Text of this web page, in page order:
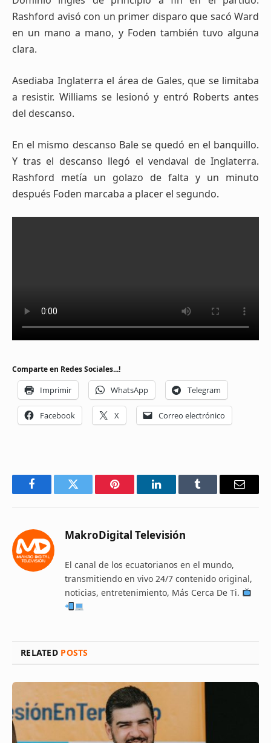
Rashford avisó con un primer disparo que sacó Ward
en un mano a mano, y Foden también tuvo alguna
clara.
Asediaba Inglaterra el área de Gales, que se limitaba
a resistir. Williams se lesionó y entró Roberts antes
del descanso.
En el mismo descanso Bale se quedó en el banquillo.
Y tras el descanso llegó el vendaval de Inglaterra.
Rashford metía un golazo de falta y un minuto
después Foden marcaba a placer el segundo.
Comparte en Redes Sociales...!
Imprimir WhatsApp Telegram
Facebook X Correo electrónico
FacebookTwitter Pinterest LinkedInTumblr Email
MakroDigital Televisión
El canal de los ecuatorianos en el mundo,
transmitiendo en vivo 24/7 contenido original,
noticias, entretenimiento, Más Cerca De Ti.
RELATED POSTS